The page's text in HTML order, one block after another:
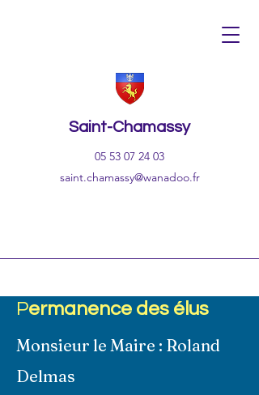
Saint-Chamassy
05 53 07 24 03
saint.chamassy@wanadoo.fr
Permanence des élus
Monsieur le Maire : Roland
Delmas